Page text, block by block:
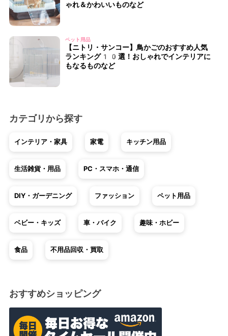
ゃれ＆かわいいものなど
ペット用品
【ニトリ・サンコー】鳥かごのおすすめ人気
ランキング10選！おしゃれでインテリアに
もなるものなど
カテゴリから探す
インテリア・家具 家電 キッチン用品
生活雑貨・用品 PC・スマホ・通信
DIY・ガーデニング ファッション ペット用品
ベビー・キッズ 車・バイク 趣味・ホビー
食品 不用品回収・買取
おすすめショッピング